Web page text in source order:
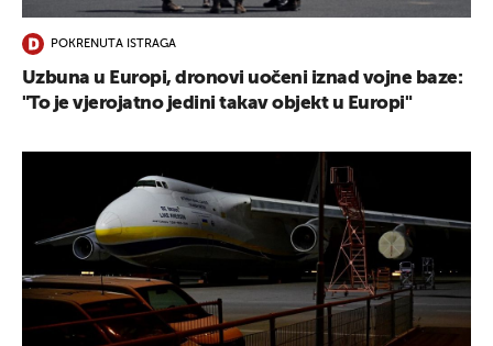
POKRENUTA ISTRAGA
Uzbuna u Europi, dronovi uočeni iznad vojne baze:
"To je vjerojatno jedini takav objekt u Europi"